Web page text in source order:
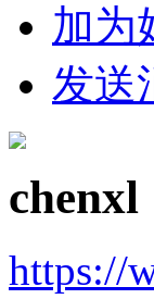
加为
发送
chenxl
https://